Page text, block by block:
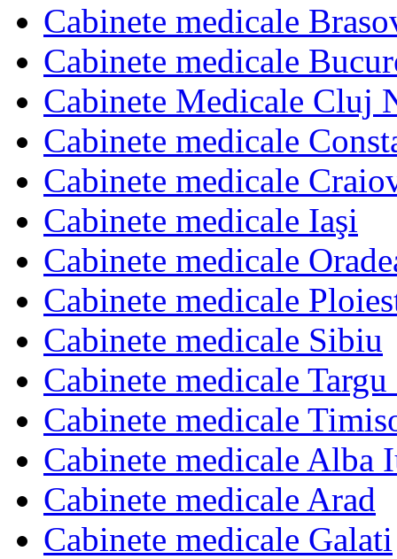
Cabinete medicale
Cabinete medicale
Cabinete Medicale Cluj
Cabinete medicale
Cabinete medicale
Cabinete medicale Iaşi
Cabinete medicale
Cabinete medicale
Cabinete medicale Sibiu
Cabinete medicale
Cabinete medicale
Cabinete medicale Alba
Cabinete medicale Arad
Cabinete medicale Galati